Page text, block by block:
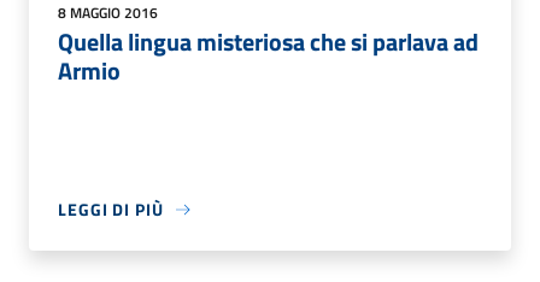
8 MAGGIO 2016
Quella lingua misteriosa che si parlava ad
Armio
LEGGI DI PIÙ